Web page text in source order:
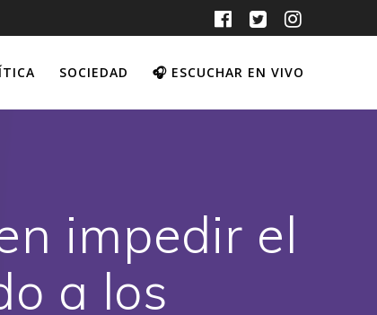
SOCIEDAD 🎧 ESCUCHAR EN VIVO
impedir el
a los